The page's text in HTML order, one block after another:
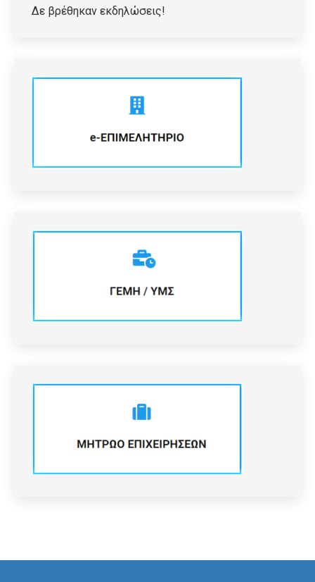
Δε βρέθηκαν εκδηλώσεις!